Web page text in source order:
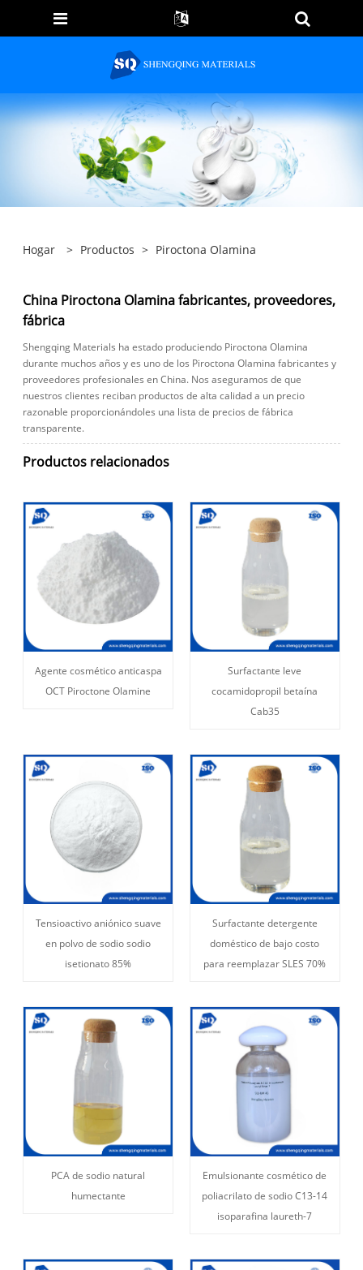
Hogar > Productos > Piroctona Olamina
China Piroctona Olamina fabricantes, proveedores,
fábrica
Shengqing Materials ha estado produciendo Piroctona Olamina
durante muchos años y es uno de los Piroctona Olamina fabricantes y
proveedores profesionales en China. Nos aseguramos de que
nuestros clientes reciban productos de alta calidad a un precio
razonable proporcionándoles una lista de precios de fábrica
transparente.
Productos relacionados
Agente cosmético anticaspa
OCT Piroctone Olamine
Surfactante leve
cocamidopropil betaína
Cab35
Tensioactivo aniónico suave
en polvo de sodio sodio
isetionato 85%
Surfactante detergente
doméstico de bajo costo
para reemplazar SLES 70%
PCA de sodio natural
humectante
Emulsionante cosmético de
poliacrilato de sodio C13-14
isoparafina laureth-7